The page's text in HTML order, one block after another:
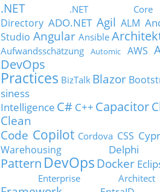
.NET .NET Core
Directory ADO.NET Agil ALM
Studio Angular Ansible
Aufwandsschätzung Automic AWS
DevOps
Practices BizTalk Blazor
siness
Intelligence C# C++ Capacitor
Clean
Code Copilot Cordova CSS
Warehousing
Delphi
Pattern DevOps Docker
Enterprise Architect